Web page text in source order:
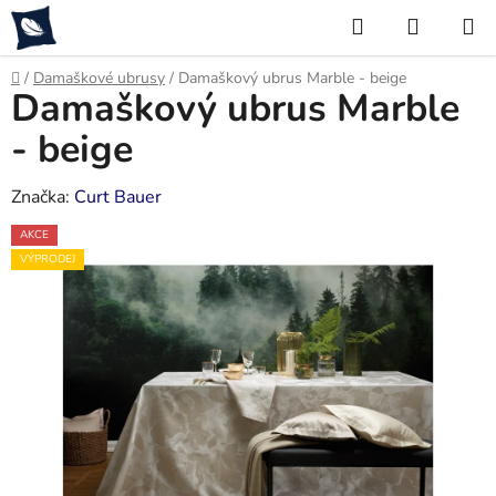
Přejít
na
obsah
Hledat
KOŠÍK
Domů
/ Damaškové ubrusy / Damaškový ubrus Marble - beige
Damaškový ubrus Marble
- beige
Značka: Curt Bauer
AKCE
VÝPRODEJ